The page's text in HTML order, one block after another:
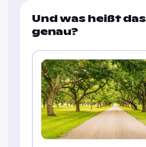
Und was heißt das
genau?